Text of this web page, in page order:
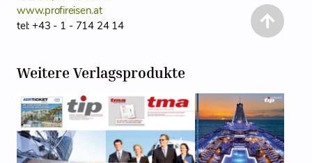
www.profireisen.at
tel: +43 - 1 - 714 24 14
Weitere Verlagsprodukte